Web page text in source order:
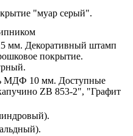
"муар серый".
мм. Декоративный штамп
покрытие.
МДФ 10 мм. Доступные
ZB 853-2", "Графит